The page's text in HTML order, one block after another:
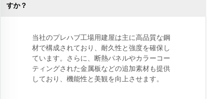
すか？
当社のプレハブ工場用建屋は主に高品質な鋼
材で構成されており、耐久性と強度を確保し
ています。さらに、断熱パネルやカラーコー
ティングされた金属板などの追加素材も提供
しており、機能性と美観を向上させます。